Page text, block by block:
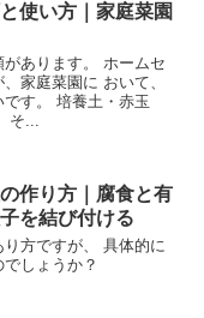
使い方｜家庭菜園
あります。 ホームセ
家庭菜園に おいて、
す。 培養土・赤玉
そ...
作り方｜腐食と有
を結び付ける
方ですが、 具体的に
しょうか？